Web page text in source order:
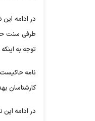
در ادامه
طرفی سنت
توجه به
نامه
کارشناسان
در ادامه